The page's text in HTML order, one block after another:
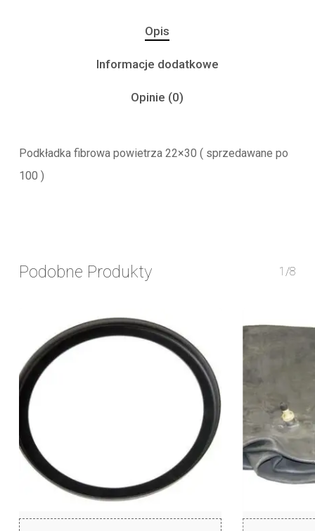
Opis
Informacje dodatkowe
Opinie (0)
Podkładka fibrowa powietrza 22×30 ( sprzedawane po
100 )
Podobne Produkty 1/8